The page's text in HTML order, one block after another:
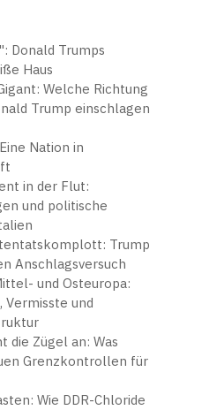
Donald Trumps
Haus
Welche Richtung
Trump einschlagen
Nation in
in der Flut:
und politische
Trump
Anschlagsversuch
und Osteuropa:
Vermisste und
die Zügel an: Was
Grenzkontrollen für
Wie DDR-Chloride